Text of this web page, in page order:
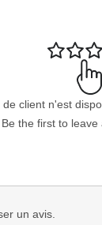
de client n'est
Be the first to leave
un avis.